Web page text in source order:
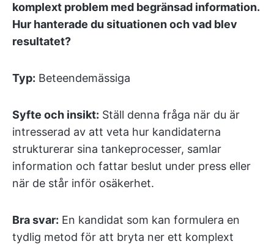
komplext problem med begränsad information.
Hur hanterade du situationen och vad blev
resultatet?
Typ: Beteendemässiga
Syfte och insikt: Ställ denna fråga när du är
intresserad av att veta hur kandidaterna
strukturerar sina tankeprocesser, samlar
information och fattar beslut under press eller
när de står inför osäkerhet.
Bra svar: En kandidat som kan formulera en
tydlig metod för att bryta ner ett komplext